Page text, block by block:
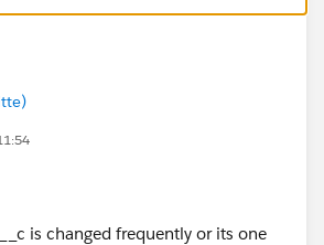
Date
email alert action and select
as Lead Owner
the workflow rule
action on the record wiothin 7
is changed frequently or its one